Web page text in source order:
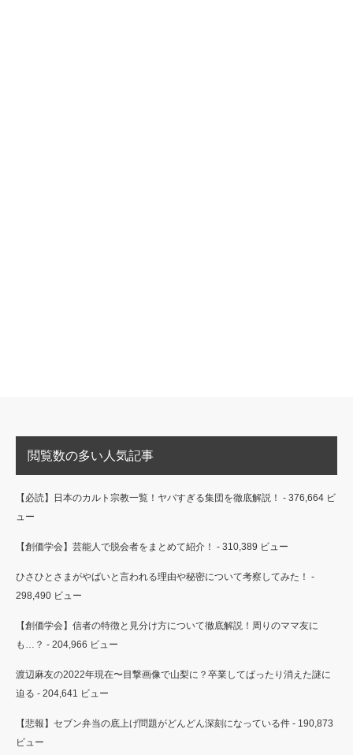
閲覧数の多い人気記事
【必読】日本のカルト宗教一覧！ヤバすぎる集団を徹底解説！ - 376,664 ビ
ュー
【創価学会】芸能人で脱会者をまとめて紹介！ - 310,389 ビュー
ひさひとさまがやばいと言われる理由や秘密について考察してみた！ -
298,490 ビュー
【創価学会】信者の特徴と見分け方について徹底解説！周りのママ友に
も…？ - 204,966 ビュー
渡辺麻友の2022年現在〜目撃画像で山梨に？卒業してぱったり消えた謎に
迫る - 204,641 ビュー
【悲報】セブン弁当の底上げ問題がどんどん深刻になっている件 - 190,873
ビュー